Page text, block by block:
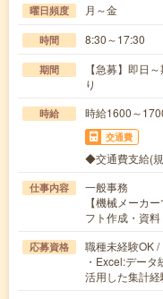
曜日頻度 月～金
時間 8:30～17:30
期間
【急募】即日
り
時給 時給1600～
交通費
◆交通費支給(
仕事内容
一般事務
【機械メーカ
フト作成・資
応募資格
職種未経験OK
・Excel:デー
活用した集計経